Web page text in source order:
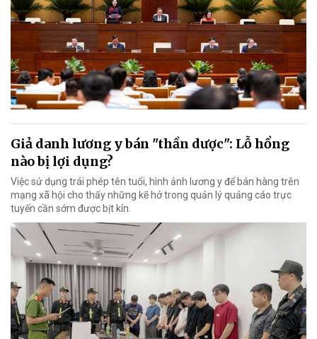
Giả danh lương y bán "thần dược": Lỗ hổng
nào bị lợi dụng?
Việc sử dụng trái phép tên tuổi, hình ảnh lương y để bán hàng trên
mạng xã hội cho thấy những kẽ hở trong quản lý quảng cáo trực
tuyến cần sớm được bịt kín.